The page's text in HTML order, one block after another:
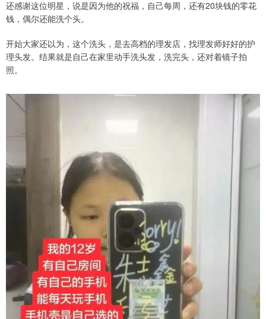
还感谢这位明星，说是因为他的祝福，自己每周，还有20块钱的零花
钱，偶尔还能洗个头。
开始大家还以为，这个洗头，是去高档的理发店，找理发师好好的护
理头发。结果就是自己在家里动手洗头发，洗完头，还对着镜子拍
照。